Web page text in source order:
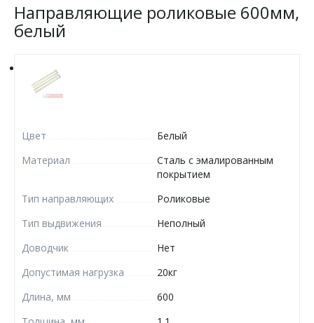
Направляющие роликовые 600мм,
белый
Цвет
Белый
Материал
Сталь с эмалированным
покрытием
Тип направляющих
Роликовые
Тип выдвижения
Неполный
Доводчик
Нет
Допустимая нагрузка
20кг
Длина, мм
600